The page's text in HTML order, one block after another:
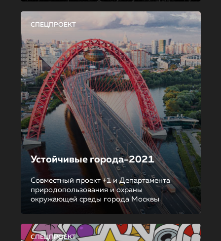
СПЕЦПРОЕКТ
Устойчивые города-2021
Совместный проект +1 и Департамента
природопользования и охраны
окружающей среды города Москвы
СПЕЦПРОЕКТ